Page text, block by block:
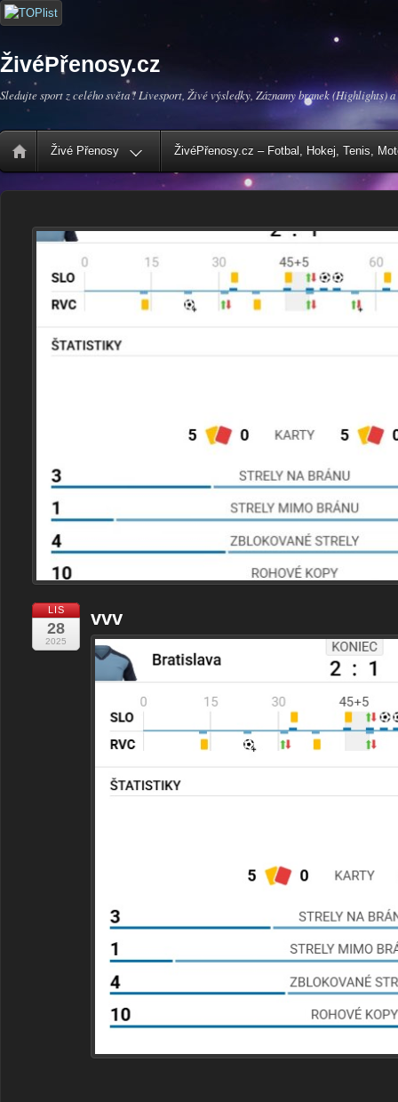
ŽivéPřenosy.cz
Sledujte sport z celého světa ! Livesport, Živé výsledky, Záznamy branek (Highlights) a
Živé Přenosy ŽivéPřenosy.cz – Fotbal, Hokej, Tenis,
LIS
28
2025
vvv